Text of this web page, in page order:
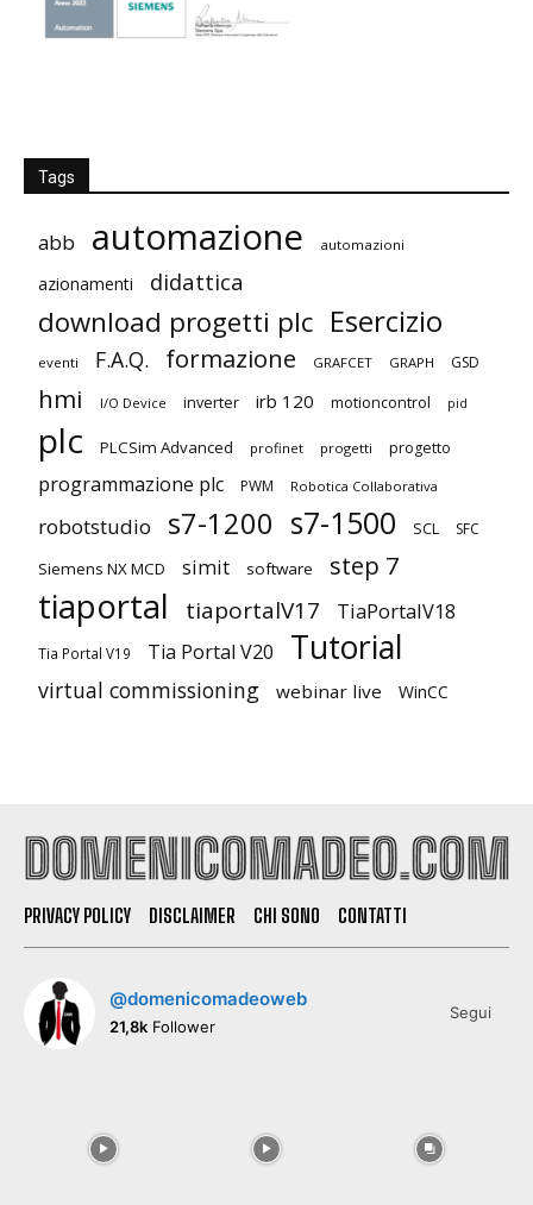
Tags
abb automazione automazioni
azionamenti didattica
download progetti plc Esercizio
eventi F.A.Q. formazione GRAFCET GRAPH GSD
hmi I/O Device inverter irb 120 motioncontrol pid
plc PLCSim Advanced profinet progetti progetto
programmazione plc PWM Robotica Collaborativa
robotstudio s7-1200 s7-1500 SCL SFC
Siemens NX MCD simit software step 7
tiaportal tiaportalV17 TiaPortalV18
Tia Portal V19 Tia Portal V20 Tutorial
virtual commissioning webinar live WinCC
PRIVACY POLICY DISCLAIMER CHI SONO CONTATTI
@domenicomadeoweb
21,8k Follower
Segui